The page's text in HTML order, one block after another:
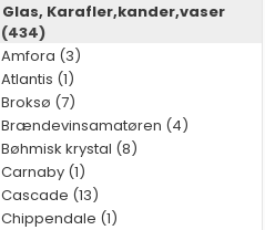
Glas, Karafler,kander,vaser
(434)
Amfora (3)
Atlantis (1)
Broksø (7)
Brændevinsamatøren (4)
Bøhmisk krystal (8)
Carnaby (1)
Cascade (13)
Chippendale (1)